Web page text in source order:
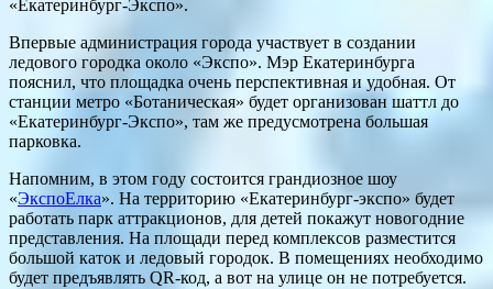
«Екатеринбург-Экспо».
Впервые администрация города участвует в создании
ледового городка около «Экспо». Мэр Екатеринбурга
пояснил, что площадка очень перспективная и удобная. От
станции метро «Ботаническая» будет организован шаттл до
«Екатеринбург-Экспо», там же предусмотрена большая
парковка.
Напомним, в этом году состоится грандиозное шоу
«ЭкспоЕлка». На территорию «Екатеринбург-экспо» будет
работать парк аттракционов, для детей покажут новогодние
представления. На площади перед комплексов разместится
большой каток и ледовый городок. В помещениях необходимо
будет предъявлять QR-код, а вот на улице он не потребуется.